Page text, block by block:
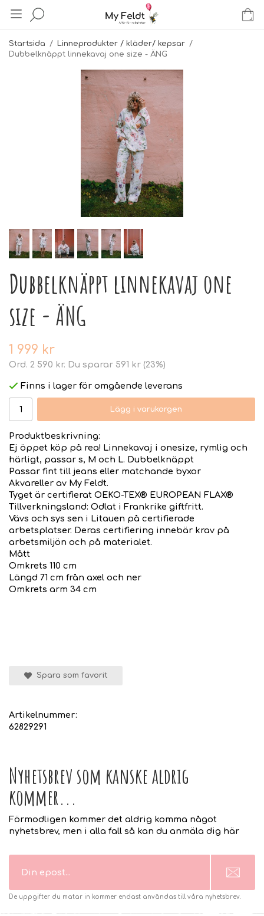
Startsida / Linneprodukter / kläder/ kepsar /
Dubbelknäppt linnekavaj one size - ÄNG
Dubbelknäppt linnekavaj one
size - ÄNG
1 999 kr
Ord. 2 590 kr. Du sparar 591 kr (23%)
Finns i lager för omgående leverans
Lägg i varukorgen
Produktbeskrivning:
Ej öppet köp på rea! Linnekavaj i onesize, rymlig och
härligt, passar s, M och L. Dubbelknäppt
Passar fint till jeans eller matchande byxor
Akvareller av My Feldt.
Tyget är certifierat OEKO-TEX® EUROPEAN FLAX®
Tillverkningsland: Odlat i Frankrike giftfritt.
Vävs och sys sen i Litauen på certifierade
arbetsplatser. Deras certifiering innebär krav på
arbetsmiljön och på materialet.
Mått
Omkrets 110 cm
Längd 71 cm från axel och ner
Omkrets arm 34 cm
Spara som favorit
Artikelnummer:
62829291
Nyhetsbrev som kanske aldrig
kommer...
Förmodligen kommer det aldrig komma något
nyhetsbrev, men i alla fall så kan du anmäla dig här
De uppgifter du matar in kommer endast användas till våra nyhetsbrev.